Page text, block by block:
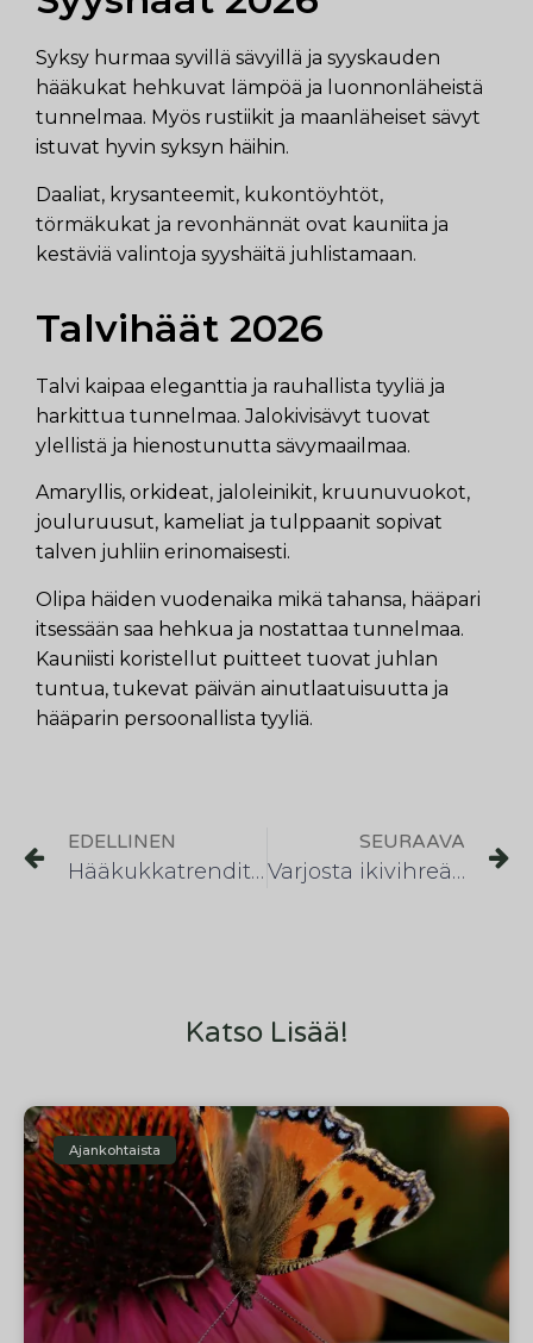
Syksy hurmaa syvillä sävyillä ja syyskauden
hääkukat hehkuvat lämpöä ja luonnonläheistä
tunnelmaa. Myös rustiikit ja maanläheiset sävyt
istuvat hyvin syksyn häihin.
Daaliat, krysanteemit, kukontöyhtöt,
törmäkukat ja revonhännät ovat kauniita ja
kestäviä valintoja syyshäitä juhlistamaan.
Talvihäät 2026
Talvi kaipaa eleganttia ja rauhallista tyyliä ja
harkittua tunnelmaa. Jalokivisävyt tuovat
ylellistä ja hienostunutta sävymaailmaa.
Amaryllis, orkideat, jaloleinikit, kruunuvuokot,
jouluruusut, kameliat ja tulppaanit sopivat
talven juhliin erinomaisesti.
Olipa häiden vuodenaika mikä tahansa, hääpari
itsessään saa hehkua ja nostattaa tunnelmaa.
Kauniisti koristellut puitteet tuovat juhlan
tuntua, tukevat päivän ainutlaatuisuutta ja
hääparin persoonallista tyyliä.
EDELLINEN
Hääkukkatrendit 2026
SEURAAVA
Varjosta ikivihreät kevätauringolta
Katso Lisää!
Ajankohtaista